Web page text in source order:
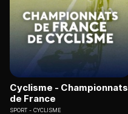
Cyclisme - Championnats
de France
SPORT CYCLISME